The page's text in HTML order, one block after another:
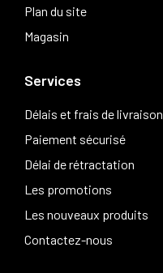
Plan du site
Magasin
Services
Délais et frais de livraison
Paiement sécurisé
Délai de rétractation
Les promotions
Les nouveaux produits
Contactez-nous